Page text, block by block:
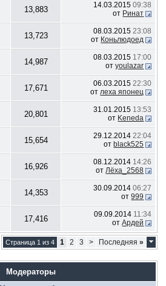
13,883 14.03.201509:38
от Ринат
13,723 08.03.201523:08
от Коньлюдоед
14,987 08.03.2015 17:00
отyoulazar
17,671 06.03.201522:30
отлеха японец
20,801 31.01.2015 13:53
от Keneda
15,654 29.12.201422:04
от black525
16,926 08.12.2014 14:26
отЛёха_2568
14,353 30.09.201406:27
от999
17,416 09.09.2014 11:34
отАрдей
Страница 1 из 4 1 2 3 > Последняя»
Модераторы